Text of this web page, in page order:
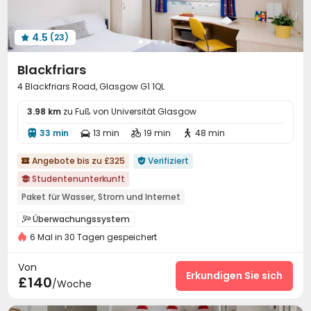
 4.5 (23)
Blackfriars
4 Blackfriars Road, Glasgow G1 1QL
3.98 km zu Fuß von Universität Glasgow
 33 min  13 min  19 min  48 min
 Angebote bis zu £325  Verifiziert
 Studentenunterkunft
Paket für Wasser, Strom und Internet
24-Stunden-Sicherheitsdienst
in der Nähe der Bushaltestelle
Überwachungssystem
24-Stunden-Sicherheitsdienst
Paketannahme und -versand Vor-Ort-Service-Team
Aufzug Drahtloses Netzwerk Waschraum
6 Mal in 30 Tagen gespeichert
Von
£140/Woche
Erkundigen Sie sich